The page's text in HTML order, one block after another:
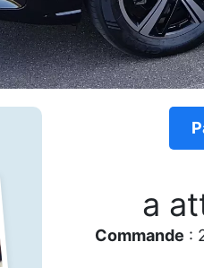
a
Commande :